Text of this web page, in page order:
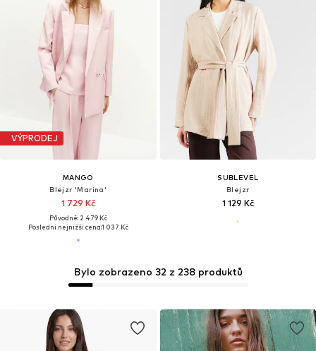
VÝPRODEJ
MANGO
Blejzr 'Marina'
1 729 Kč
Původně: 2 479 Kč
Poslední nejnižší cena:1 037 Kč
SUBLEVEL
Blejzr
1 129 Kč
Bylo zobrazeno 32 z 238 produktů